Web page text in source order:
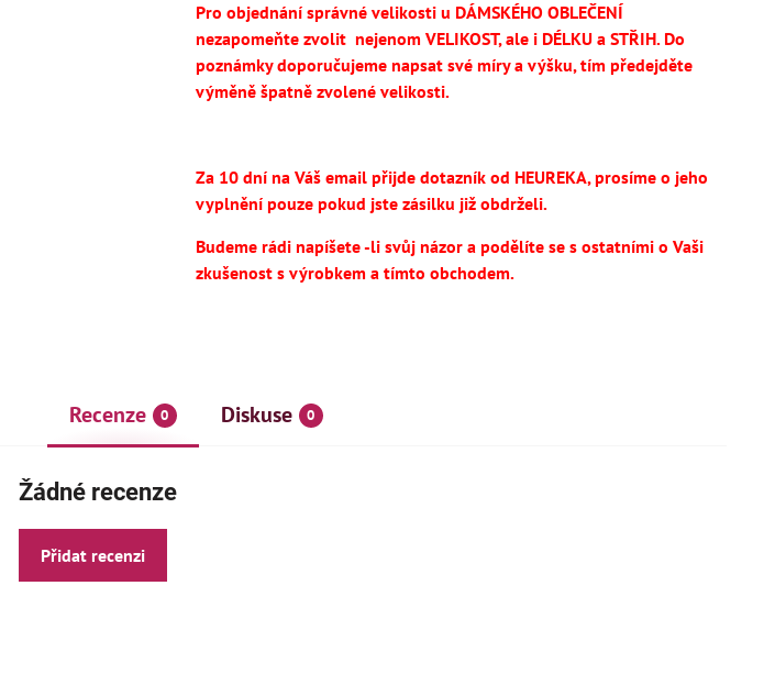
Pro objednání správné velikosti u DÁMSKÉHO OBLEČENÍ
nezapomeňte zvolitnejenom VELIKOST, ale i DÉLKU a STŘIH. Do
poznámky doporučujeme napsat své míry a výšku, tím předejděte
výměně špatně zvolené velikosti.
Za 10 dní na Váš email přijde dotazník od HEUREKA, prosíme o jeho
vyplnění pouze pokud jste zásilku již obdrželi.
Budeme rádi napíšete -li svůj názor a podělíte se s ostatními o Vaši
zkušenost s výrobkem a tímto obchodem.
Recenze 0 Diskuse 0
Žádné recenze
Přidat recenzi